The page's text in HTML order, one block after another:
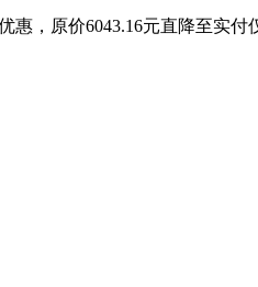
，原价6043.16元直降至实付